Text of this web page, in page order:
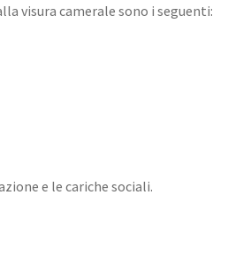
visura camerale sono i seguenti:
e le cariche sociali.